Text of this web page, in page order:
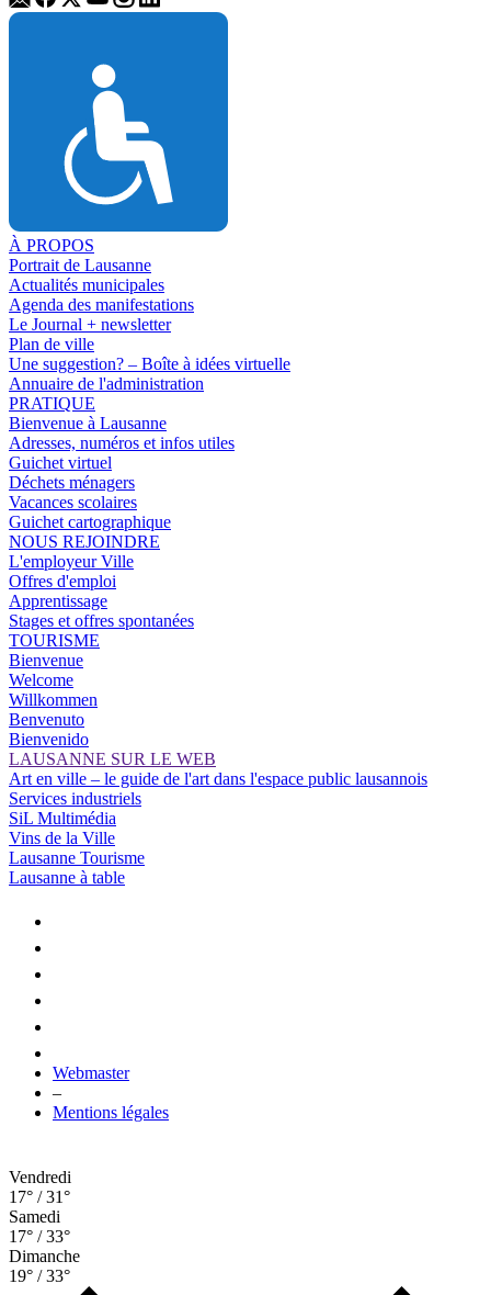
À PROPOS
Portrait de Lausanne
Actualités municipales
Agenda des manifestations
Le Journal + newsletter
Plan de ville
Une suggestion? – Boîte à idées virtuelle
Annuaire de l'administration
PRATIQUE
Bienvenue à Lausanne
Adresses, numéros et infos utiles
Guichet virtuel
Déchets ménagers
Vacances scolaires
Guichet cartographique
NOUS REJOINDRE
L'employeur Ville
Offres d'emploi
Apprentissage
Stages et offres spontanées
TOURISME
Bienvenue
Welcome
Willkommen
Benvenuto
Bienvenido
LAUSANNE SUR LE WEB
Art en ville – le guide de l'art dans l'espace public lausannois
Services industriels
SiL Multimédia
Vins de la Ville
Lausanne Tourisme
Lausanne à table
Webmaster
–
Mentions légales
Vendredi
17° / 31°
Samedi
17° / 33°
Dimanche
19° / 33°